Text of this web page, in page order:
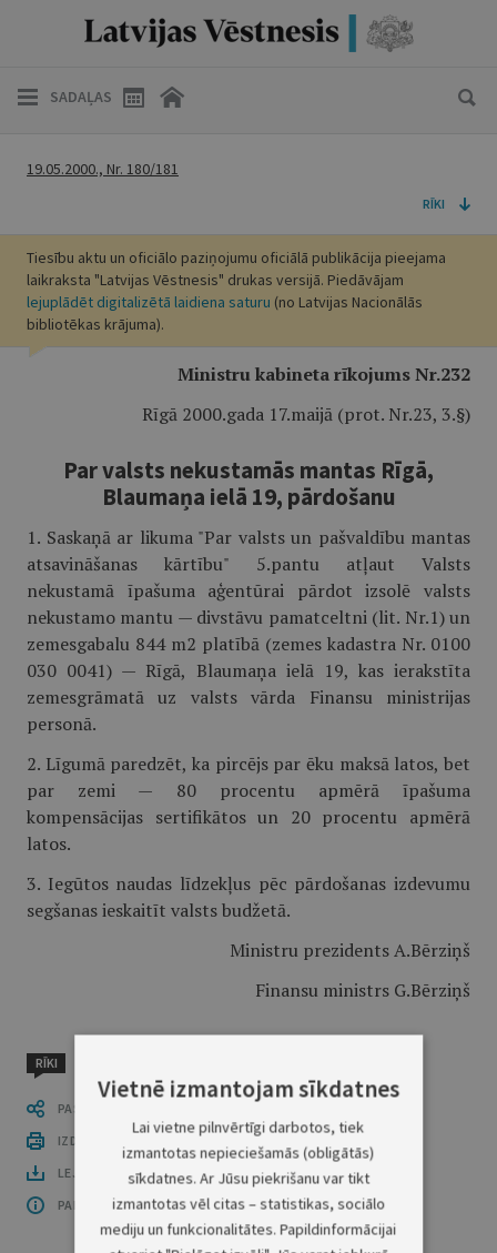
SADAĻAS
19.05.2000., Nr. 180/181
RĪKI
Tiesību aktu un oficiālo paziņojumu oficiālā publikācija pieejama
laikraksta "Latvijas Vēstnesis" drukas versijā. Piedāvājam
lejuplādēt digitalizētā laidiena saturu (no Latvijas Nacionālās
bibliotēkas krājuma).
Ministru kabineta rīkojums Nr.232
Rīgā 2000.gada 17.maijā (prot. Nr.23, 3.§)
Par valsts nekustamās mantas Rīgā,
Blaumaņa ielā 19, pārdošanu
1. Saskaņā ar likuma "Par valsts un pašvaldību mantas
atsavināšanas kārtību" 5.pantu atļaut Valsts
nekustamā īpašuma aģentūrai pārdot izsolē valsts
nekustamo mantu — divstāvu pamatceltni (lit. Nr.1) un
zemesgabalu 844 m2 platībā (zemes kadastra Nr. 0100
030 0041) — Rīgā, Blaumaņa ielā 19, kas ierakstīta
zemesgrāmatā uz valsts vārda Finansu ministrijas
personā.
2. Līgumā paredzēt, ka pircējs par ēku maksā latos, bet
par zemi — 80 procentu apmērā īpašuma
kompensācijas sertifikātos un 20 procentu apmērā
latos.
3. Iegūtos naudas līdzekļus pēc pārdošanas izdevumu
segšanas ieskaitīt valsts budžetā.
Ministru prezidents A.Bērziņš
Finansu ministrs G.Bērziņš
RĪKI
PASTĀSTI CITIEM
IZDRUKĀT PUBLIKĀCIJU
LEJUPLĀDĒT LAIDIENU (PDF)
PAR OFICIĀLO IZDEVUMU
Vietnē izmantojam sīkdatnes
Lai vietne pilnvērtīgi darbotos, tiek
izmantotas nepieciešamās (obligātās)
sīkdatnes. Ar Jūsu piekrišanu var tikt
izmantotas vēl citas – statistikas, sociālo
mediju un funkcionalitātes. Papildinformācijai